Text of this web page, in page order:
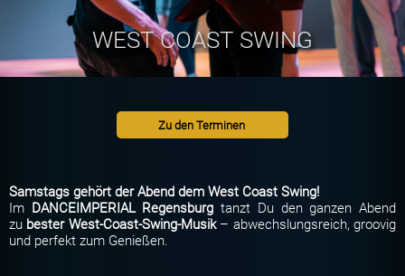
WEST COAST SWING
Zu den Terminen
Samstags gehört der Abend dem West Coast Swing!
Im DANCEIMPERIAL Regensburg tanzt Du den ganzen Abend
zu bester West-Coast-Swing-Musik– abwechslungsreich, groovig
und perfekt zum Genießen.